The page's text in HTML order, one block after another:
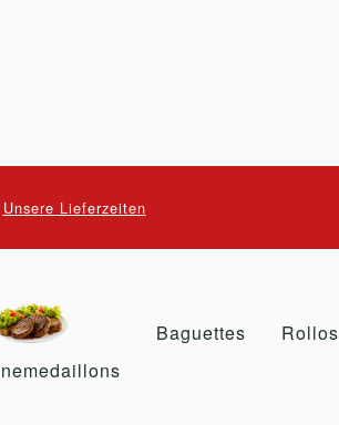
Unsere Lieferzeiten
Baguettes Rollos